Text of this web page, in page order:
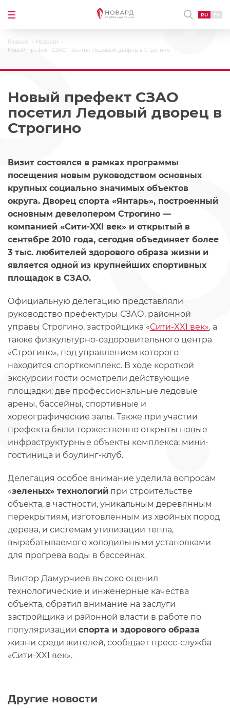
RU EN
Главная
Новости
Новый префект СЗАО посетил Ледовый дворец в Строгино
Новый префект СЗАО
посетил Ледовый дворец в
Строгино
Другие новости
Визит состоялся в рамках программы
посещения новым руководством основных
крупных социально значимых объектов
округа. Дворец спорта «Янтарь», построенный
основным девелопером Строгино —
компанией «Сити-XXI век» и открытый в
сентябре 2010 года, сегодня объединяет более
3 тыс. любителей здорового образа жизни и
является одной из крупнейших спортивных
площадок в СЗАО.
Официальную делегацию представляли
руководство префектуры СЗАО, районной
управы Строгино, застройщика «Сити-XXI век», а
также физкультурно-оздоровительного центра
«Строгино», под управлением которого
находится спорткомплекс. В ходе короткой
экскурсии гости осмотрели действующие
площадки: две профессиональные ледовые
арены, бассейны, спортивные и
хореографические залы. Также при участии
префекта были торжественно открыты новые
инфраструктурные объекты комплекса: мини-
гостиница и боулинг-клуб.
Делегация особое внимание уделила вопросам
«зеленых» технологий при строительстве
объекта, в частности, уникальным деревянным
перекрытиям, изготовленным из хвойных пород
дерева, и системам утилизации тепла,
вырабатываемого холодильными установками
для прогрева воды в бассейнах.
Виктор Дамурчиев высоко оценил
технологические и инженерные качества
объекта, обратил внимание на заслуги
застройщика и районной власти в работе по
популяризации спорта и здорового образа
жизни среди жителей, сообщает пресс-служба
«Сити-XXI век».